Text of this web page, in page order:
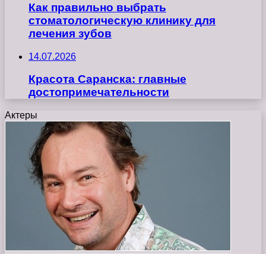
Как правильно выбрать
стоматологическую клинику для
лечения зубов
14.07.2026
Красота Саранска: главные
достопримечательности
Актеры